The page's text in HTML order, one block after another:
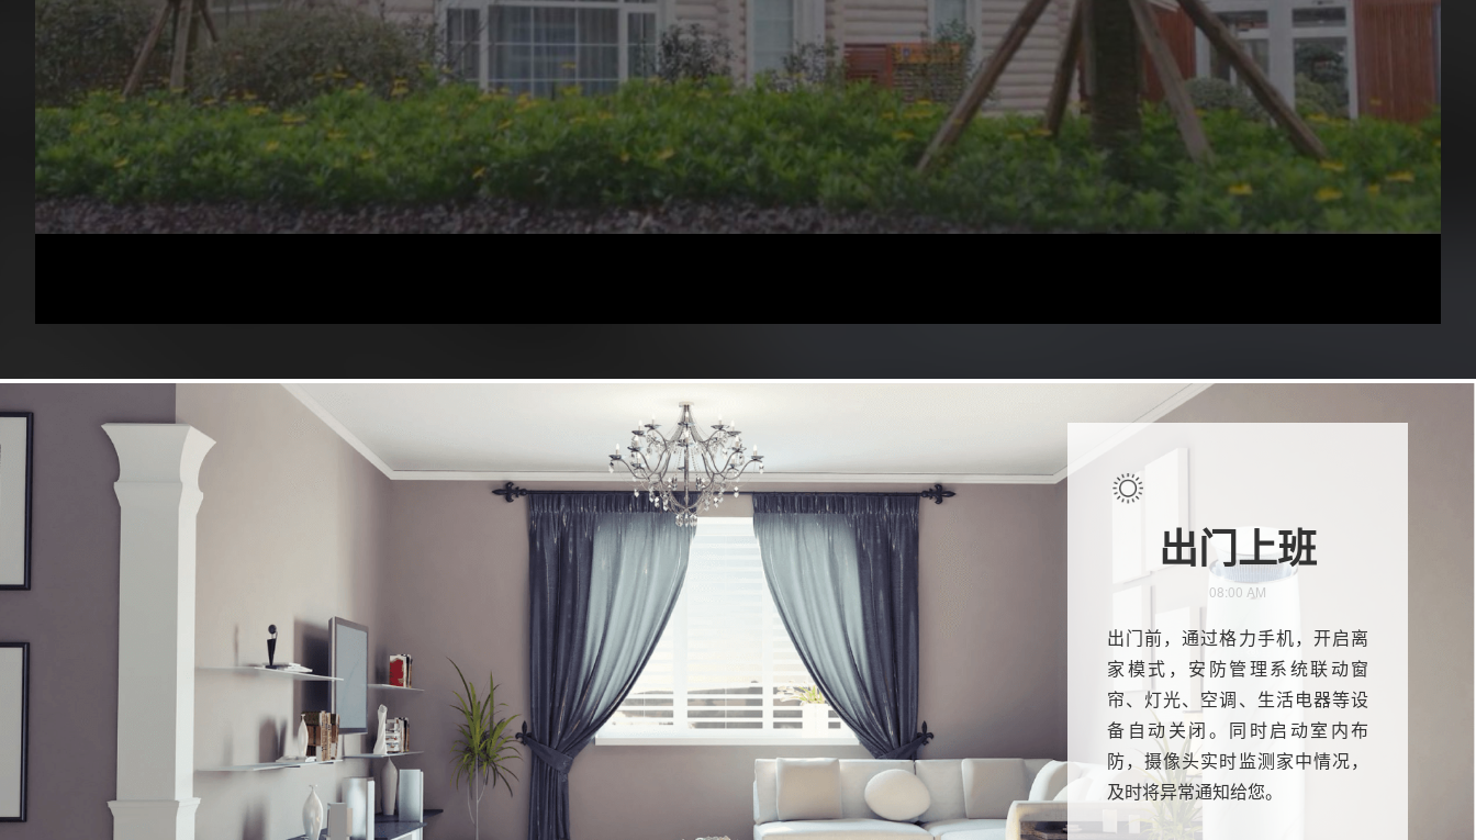
Video
下班回家
18:00 PM
打开格力手机，实时监测室内外
环境，空气管理系统已智能开启
空调、空气净化器、加湿器等设
备，让您踏进家门，即享舒适的
空气环境。
到家了，格力指静脉智能门锁快
速识别，安全性高，为您保“家”护